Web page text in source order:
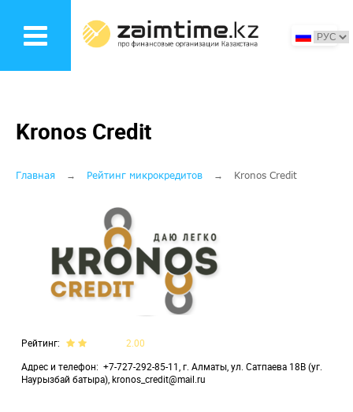
основному
Kronos Credit
Строка
навигации
Главная Рейтинг микрокредитов Kronos Credit
Рейтинг
2.00
Адрес и телефон
+7-727-292-85-11, г. Алматы, ул. Сатпаева 18В (уг.
Наурызбай батыра), kronos_credit@mail.ru